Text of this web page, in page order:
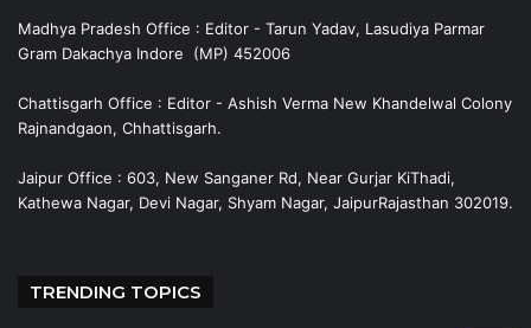
Madhya Pradesh Office : Editor - Tarun Yadav, Lasudiya Parmar
Gram Dakachya Indore (MP) 452006
Chattisgarh Office : Editor - Ashish Verma New Khandelwal Colony
Rajnandgaon, Chhattisgarh.
Jaipur Office : 603, New Sanganer Rd, Near Gurjar KiThadi,
Kathewa Nagar, Devi Nagar, Shyam Nagar, JaipurRajasthan 302019.
TRENDING TOPICS